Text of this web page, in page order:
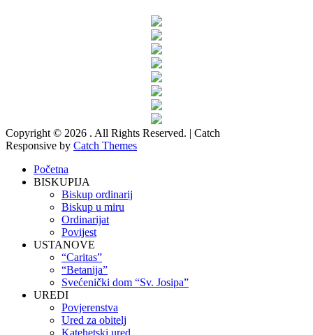
Copyright © 2026 . All Rights Reserved. | Catch
Responsive by Catch Themes
Početna
BISKUPIJA
Biskup ordinarij
Biskup u miru
Ordinarijat
Povijest
USTANOVE
“Caritas”
“Betanija”
Svećenički dom “Sv. Josipa”
UREDI
Povjerenstva
Ured za obitelj
Katehetski ured